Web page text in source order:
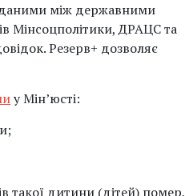
даними між державними
Мінсоцполітики, ДРАЦС та
Резерв+ дозволяє
у Мін’юсті:
такої дитини (дітей) помер,